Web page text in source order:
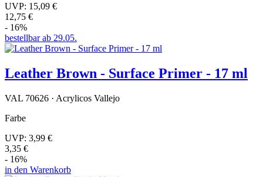
UVP: 15,09 €
12,75 €
- 16%
bestellbar ab 29.05.
Leather Brown - Surface Primer - 17 ml
VAL 70626 · Acrylicos Vallejo
Farbe
UVP: 3,99 €
3,35 €
- 16%
in den Warenkorb